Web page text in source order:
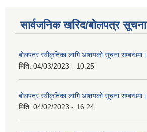
सार्वजनिक खरिद/बोलपत्र सूचना
बोलपत्र स्वीकृतिका लागि आशयको सूचना सम्बन्धमा।
मिति: 04/03/2023 - 10:25
बोलपत्र स्वीकृतिका लागि आशयको सूचना सम्बन्धमा।
मिति: 04/02/2023 - 16:24